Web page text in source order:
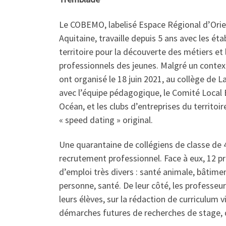
Le COBEMO, labelisé Espace Régional
Aquitaine, travaille depuis 5 ans avec les
territoire pour la découverte des métiers et
professionnels des jeunes. Malgré un
ont organisé le 18 juin 2021, au collège de
avec l’équipe pédagogique, le Comité
Océan, et les clubs d’entreprises du
« speed dating » original.
Une quarantaine de collégiens de classe de
recrutement professionnel. Face à eux, 12
d’emploi très divers : santé animale,
personne, santé. De leur côté, les
leurs élèves, sur la rédaction de
démarches futures de recherches de